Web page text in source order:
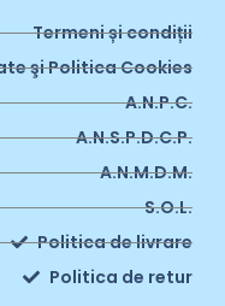
Termeni și condiții
şi Politica Cookies
A.N.P.C.
A.N.S.P.D.C.P.
A.N.M.D.M.
S.O.L.
Politica de livrare
Politica de retur